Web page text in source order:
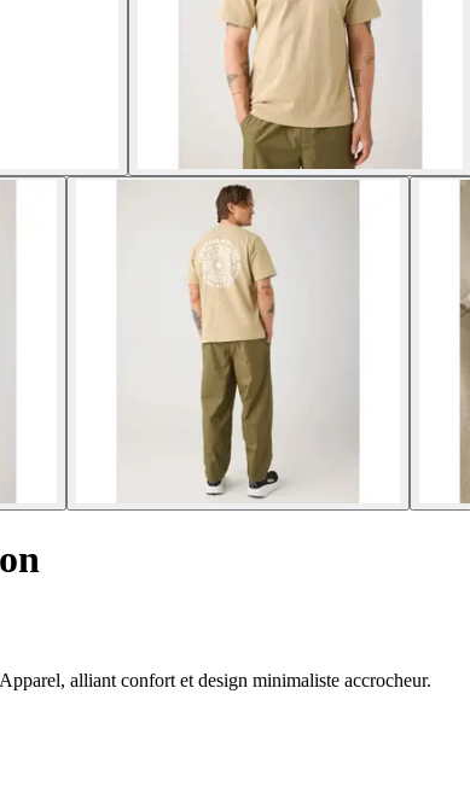
alliant confort et design minimaliste accrocheur.